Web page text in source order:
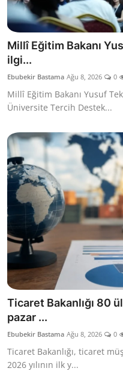
Millî Eğitim Bakanı
ilgi...
Ebubekir Bastama Ağu 8, 2026 0
Millî Eğitim Bakanı Yusuf
Üniversite Tercih Destek...
Ticaret Bakanlığı 80
pazar ...
Ebubekir Bastama Ağu 8, 2026 0
Ticaret Bakanlığı, ticaret
2026 yılının ilk y...